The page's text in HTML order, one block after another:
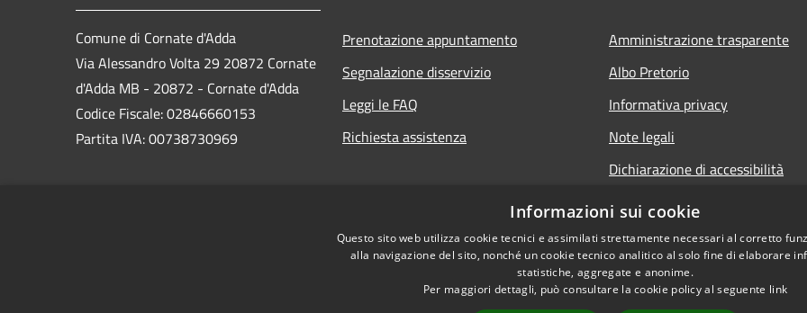
Comune di Cornate d'Adda
Via Alessandro Volta 29 20872 Cornate
d'Adda MB - 20872 - Cornate d'Adda
Codice Fiscale: 02846660153
Partita IVA: 00738730969
Prenotazione appuntamento
Segnalazione disservizio
Leggi le FAQ
Richiesta assistenza
Amministrazione trasparente
Albo Pretorio
Informativa privacy
Note legali
Dichiarazione di accessibilità
Informazioni sui cookie
Questo sito web utilizza cookie tecnici e assimilati strettamente necessari al corretto
alla navigazione del sito, nonché un cookie tecnico analitico al solo fine di elaborare
statistiche, aggregate e anonime.
Per maggiori dettagli, può consultare la cookie policy al seguente link